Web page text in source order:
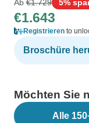
Ab €1.729 5%
€1.643
Registrieren to
Broschüre
Möchten Sie
Alle